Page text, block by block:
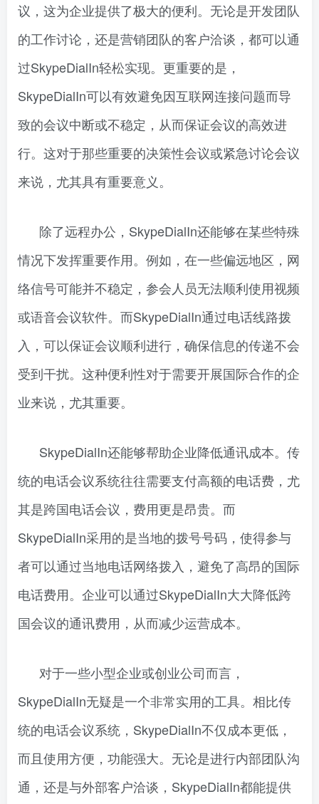
议，这为企业提供了极大的便利。无论是开发团队
的工作讨论，还是营销团队的客户洽谈，都可以通
过SkypeDialIn轻松实现。更重要的是，
SkypeDialIn可以有效避免因互联网连接问题而导
致的会议中断或不稳定，从而保证会议的高效进
行。这对于那些重要的决策性会议或紧急讨论会议
来说，尤其具有重要意义。
除了远程办公，SkypeDialIn还能够在某些特殊
情况下发挥重要作用。例如，在一些偏远地区，网
络信号可能并不稳定，参会人员无法顺利使用视频
或语音会议软件。而SkypeDialIn通过电话线路拨
入，可以保证会议顺利进行，确保信息的传递不会
受到干扰。这种便利性对于需要开展国际合作的企
业来说，尤其重要。
SkypeDialIn还能够帮助企业降低通讯成本。传
统的电话会议系统往往需要支付高额的电话费，尤
其是跨国电话会议，费用更是昂贵。而
SkypeDialIn采用的是当地的拨号号码，使得参与
者可以通过当地电话网络拨入，避免了高昂的国际
电话费用。企业可以通过SkypeDialIn大大降低跨
国会议的通讯费用，从而减少运营成本。
对于一些小型企业或创业公司而言，
SkypeDialIn无疑是一个非常实用的工具。相比传
统的电话会议系统，SkypeDialIn不仅成本更低，
而且使用方便，功能强大。无论是进行内部团队沟
通，还是与外部客户洽谈，SkypeDialIn都能提供